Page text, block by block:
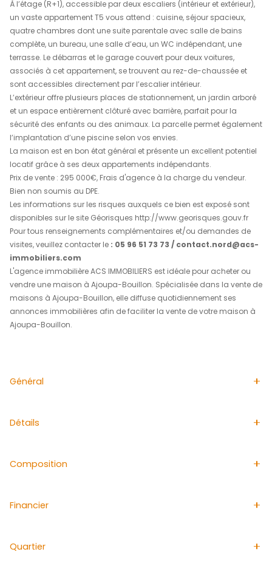
descriptif
de ce bien
ACS IMMOBILIERS vous invite à découvrir cette superbe
deux niveaux, idéale pour une grande famille ou un
locatif, située dans un environnement privilégié, sans
avec une vue dégagée sur la mer et la campagne.
Au rez-de-chaussée, vous trouverez un appartement
d’un séjour lumineux, d’une cuisine fonctionnelle, de
d’une salle d’eau, d’un WC indépendant, d’une
d’un garage couvert pour une voiture.
À l’étage (R+1), accessible par deux escaliers (intérieur
un vaste appartement T5 vous attend : cuisine, séjour
quatre chambres dont une suite parentale avec salle
complète, un bureau, une salle d’eau, un WC
terrasse. Le débarras et le garage couvert pour deux
associés à cet appartement, se trouvent au rez-de-
sont accessibles directement par l’escalier intérieur.
L’extérieur offre plusieurs places de stationnement, un
La maison est en bon état général et présente un
Prix de vente : 295 000€, Frais d'agence à la charge du
disponibles sur le site Géorisques http://
visites, veuillez contacter le
: 05 96 51 73 73 /
vendre une maison à Ajoupa-Bouillon. Spécialisée